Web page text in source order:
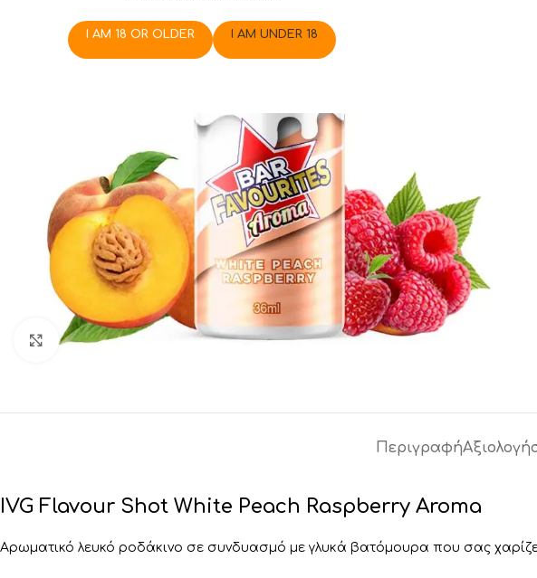
I AM 18 OR OLDER I AM UNDER 18
Click to enlarge
Περιγραφή
IVG Flavour Shot White Peach Raspberry Aroma
Αρωματικό λευκό ροδάκινο σε συνδυασμό με γλυκά βατόμουρα που σας